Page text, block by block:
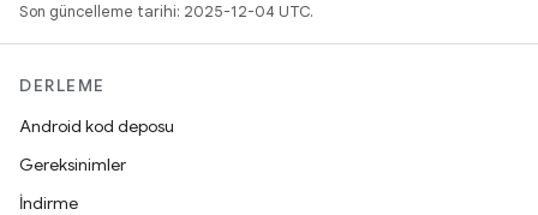
Son güncelleme tarihi: 2025-12-04 UTC.
DERLEME
Android kod deposu
Gereksinimler
İndirme